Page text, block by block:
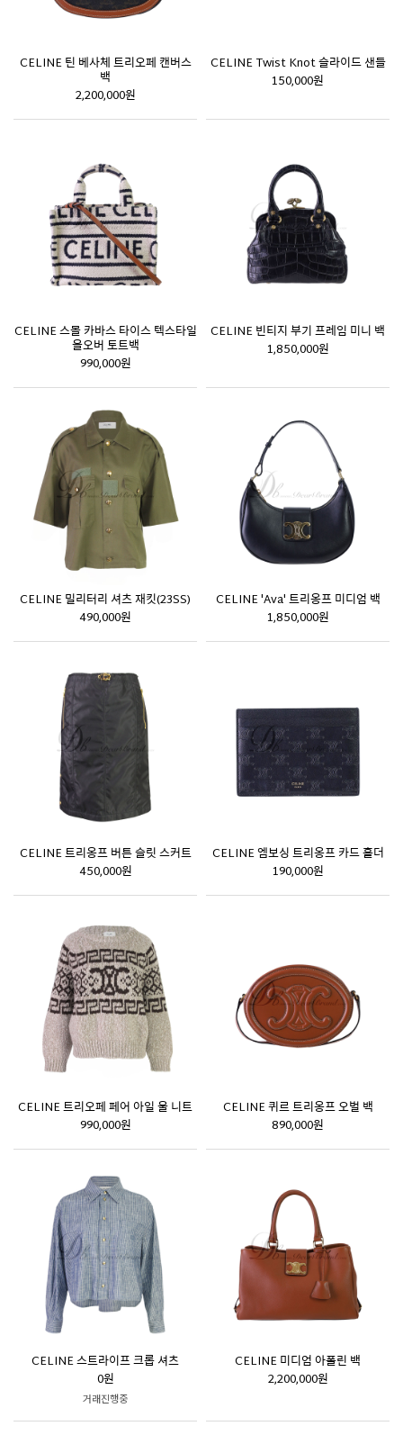
CELINE 틴 베사체 트리오페 캔버스
백
2,200,000원
CELINE Twist Knot 슬라이드 샌들
150,000원
CELINE 스몰 카바스 타이스 텍스타일
올오버 토트백
990,000원
CELINE 빈티지 부기 프레임 미니 백
1,850,000원
CELINE 밀리터리 셔츠 재킷(23SS)
490,000원
CELINE 'Ava' 트리옹프 미디엄 백
1,850,000원
CELINE 트리옹프 버튼 슬릿 스커트
450,000원
CELINE 엠보싱 트리옹프 카드 홀더
190,000원
CELINE 트리오페 페어 아일 울 니트
990,000원
CELINE 퀴르 트리옹프 오벌 백
890,000원
CELINE 스트라이프 크롭 셔츠
0원
거래진행중
CELINE 미디엄 아폴린 백
2,200,000원